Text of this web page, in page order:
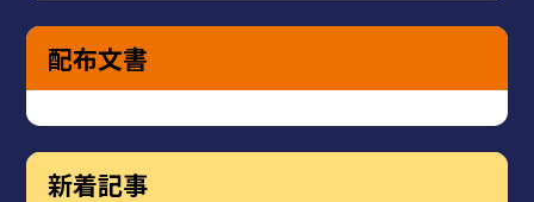
配布文書
新着記事